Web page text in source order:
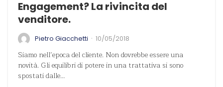
Engagement? La rivincita del
venditore.
Pietro Giacchetti · 10/05/2018
Siamo nell’epoca del cliente. Non dovrebbe essere una
novità. Gli equilibri di potere in una trattativa si sono
spostati dalle…